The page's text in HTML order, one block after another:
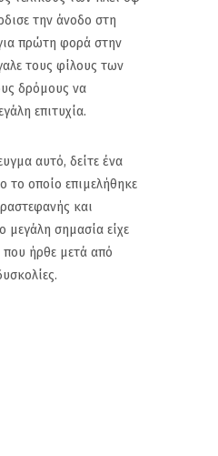
την άνοδο στη
πρώτη φορά στην
τους φίλους των
δρόμους να
επιτυχία.
αυτό, δείτε ένα
το οποίο επιμελήθηκε
και
μεγάλη σημασία είχε
ήρθε μετά από